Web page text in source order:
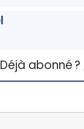
Déjà abonné ?